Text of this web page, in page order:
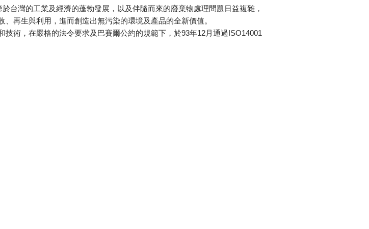
台灣的工業及經濟的蓬勃發展，以及伴隨而來的廢棄物處理問題日益複雜，
再生與利用，進而創造出無污染的環境及產品的全新價值。
術，在嚴格的法令要求及巴賽爾公約的規範下，於93年12月通過ISO14001